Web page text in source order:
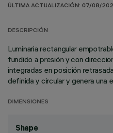
ÚLTIMA ACTUALIZACIÓN: 07/08/
DESCRIPCIÓN
Luminaria rectangular
fundido a presión y con
integradas en posición
definida y circular y genera una
DIMENSIONES
Shape